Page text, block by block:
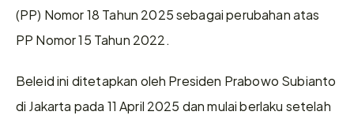
(PP) Nomor 18 Tahun 2025 sebagai perubahan atas
PP Nomor 15 Tahun 2022.
Beleid ini ditetapkan oleh Presiden Prabowo Subianto
di Jakarta pada 11 April 2025 dan mulai berlaku setelah